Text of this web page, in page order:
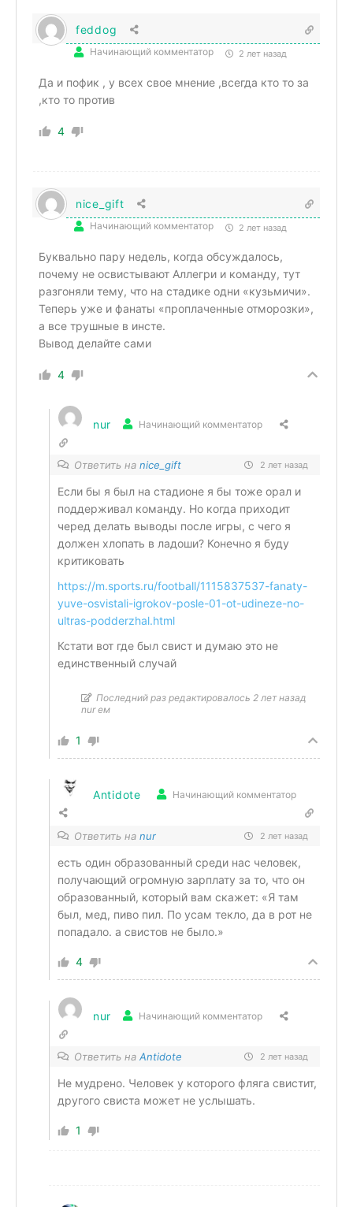
feddog
Начинающий комментатор 2 лет назад
Да и пофик , у всех свое мнение ,всегда кто то за
,кто то против
4
nice_gift
Начинающий комментатор 2 лет назад
Буквально пару недель, когда обсуждалось,
почему не освистывают Аллегри и команду, тут
разгоняли тему, что на стадике одни «кузьмичи».
Теперь уже и фанаты «проплаченные отморозки»,
а все трушные в инсте.
Вывод делайте сами
4
nur Начинающий комментатор
Ответить на nice_gift 2 лет назад
Если бы я был на стадионе я бы тоже орал и
поддерживал команду. Но когда приходит
черед делать выводы после игры, с чего я
должен хлопать в ладоши? Конечно я буду
критиковать
https://m.sports.ru/football/1115837537-fanaty-
yuve-osvistali-igrokov-posle-01-ot-udineze-no-
ultras-podderzhal.html
Кстати вот где был свист и думаю это не
единственный случай
Последний раз редактировалось 2 лет назад
nur ем
1
Antidote Начинающий комментатор
Ответить на nur 2 лет назад
есть один образованный среди нас человек,
получающий огромную зарплату за то, что он
образованный, который вам скажет: «Я там
был, мед, пиво пил. По усам текло, да в рот не
попадало. а свистов не было.»
4
nur Начинающий комментатор
Ответить на Antidote 2 лет назад
Не мудрено. Человек у которого фляга свистит,
другого свиста может не услышать.
1